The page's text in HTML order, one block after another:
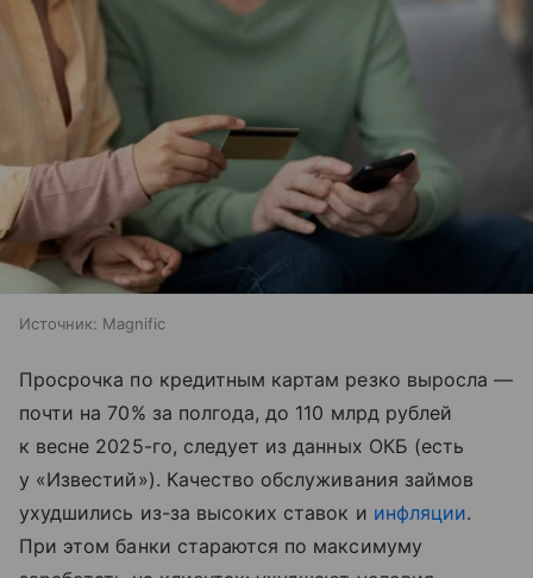
Источник: Magnific
Просрочка по кредитным картам резко выросла —
почти на 70% за полгода, до 110 млрд рублей
к весне 2025-го, следует из данных ОКБ (есть
у «Известий»). Качество обслуживания займов
ухудшились из-за высоких ставок и инфляции.
При этом банки стараются по максимуму